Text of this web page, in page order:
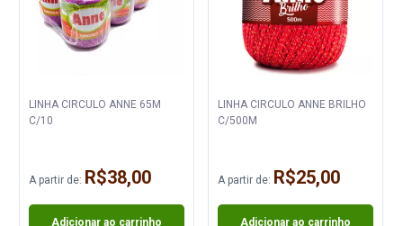
LINHA CIRCULO ANNE 65M
C/10
A partir de: R$38,00
Adicionar ao carrinho
LINHA CIRCULO ANNE BRILHO
C/500M
A partir de: R$25,00
Adicionar ao carrinho